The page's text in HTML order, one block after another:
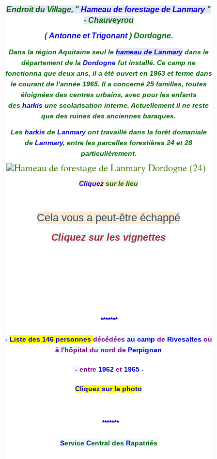
Endroit du Village, " Hameau de forestage de Lanmary "
- Chauveyrou
(Antonne et Trigonant) Dordogne.
Dans la région Aquitaine seul le hameau de Lanmarydans le
département de la Dordogne fut installé. Ce camp ne
fonctionna que deux ans, il a été ouvert en 1963 et ferme dans
le courant de l’année 1965. Il a concerné 25 familles, toutes
éloignées des centres urbains, avec pour les enfants
des harkis une scolarisation interne. Actuellement il ne reste
que des ruines des anciennes baraques.
Les harkis de Lanmaryont travaillé dans la forêt domaniale
de Lanmary, entre les parcelles forestières 24 et 28
particulièrement.
Cliquez sur le lieu
Cela vous a peut-être échappé
Cliquez sur les vignettes
*******
- Liste des 146 personnes décédées au camp deRivesaltesou
à l'hôpital du nord de Perpignan
- entre 1962 et 1965 -
Cliquez sur la photo
*******
Service Central desRapatriés